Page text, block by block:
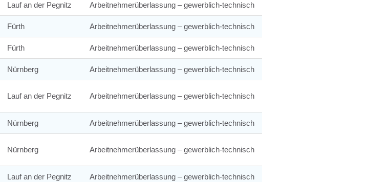
Lauf an der Pegnitz Arbeitnehmerüberlassung – gewerblich-technisch
Fürth Arbeitnehmerüberlassung – gewerblich-technisch
Fürth Arbeitnehmerüberlassung – gewerblich-technisch
Nürnberg Arbeitnehmerüberlassung – gewerblich-technisch
Lauf an der Pegnitz Arbeitnehmerüberlassung – gewerblich-technisch
Nürnberg Arbeitnehmerüberlassung – gewerblich-technisch
Nürnberg Arbeitnehmerüberlassung – gewerblich-technisch
Lauf an der Pegnitz Arbeitnehmerüberlassung – gewerblich-technisch